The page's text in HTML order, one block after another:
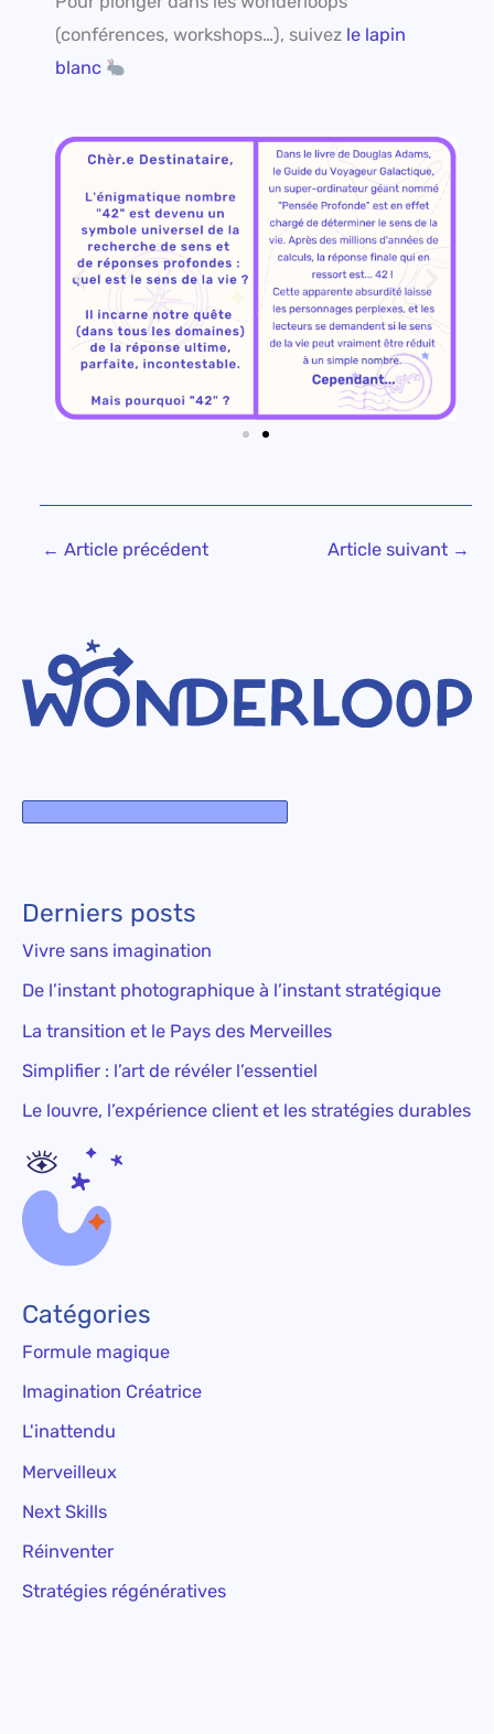
(conférences, workshops…), suivez le lapin
blanc
← Article précédent Article suivant →
Derniers posts
Vivre sans imagination
De l’instant photographique à l’instant stratégique
La transition et le Pays des Merveilles
Simplifier : l’art de révéler l’essentiel
Le louvre, l’expérience client et les stratégies durables
Catégories
Formule magique
Imagination Créatrice
L'inattendu
Merveilleux
Next Skills
Réinventer
Stratégies régénératives